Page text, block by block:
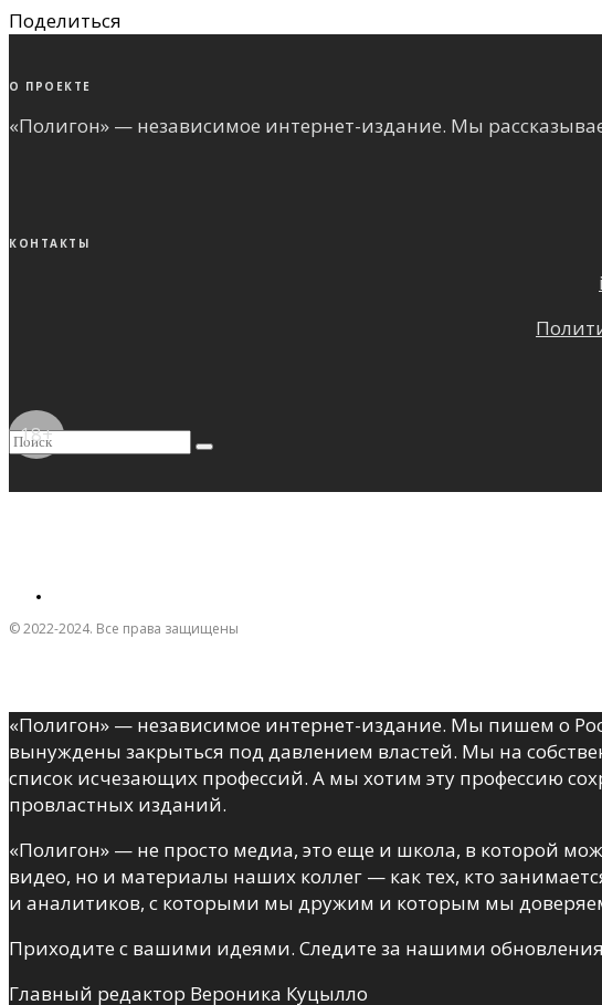
Поделиться
О ПРОЕКТЕ
«Полигон» — независимое интернет-издание. Мы
КОНТАКТЫ
18+
© 2022-2024. Все права защищены
«Полигон» — независимое интернет-издание. Мы пишем о
вынуждены закрыться под давлением властей. Мы на
список исчезающих профессий. А мы хотим эту профессию
провластных изданий.
«Полигон» — не просто медиа, это еще и школа, в которой
видео, но и материалы наших коллег — как тех, кто
и аналитиков, с которыми мы дружим и которым мы
Приходите с вашими идеями. Следите за нашими
Главный редактор Вероника Куцылло